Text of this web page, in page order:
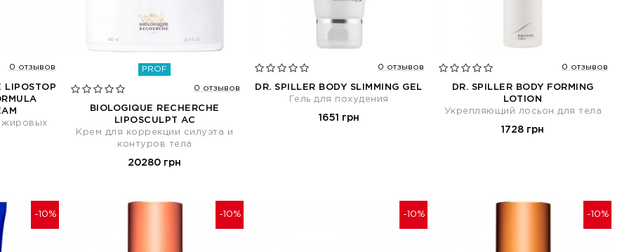
0 отзывов
LIPOSTOP
жировых
PROF
0 отзывов
BIOLOGIQUE RECHERCHE
LIPOSCULPT AC
Крем для коррекции силуэта и
контуров тела
20280 грн
0 отзывов
DR. SPILLER BODY SLIMMING GEL
Гель для похудения
1651 грн
0 отзывов
DR. SPILLER BODY FORMING
LOTION
Укрепляющий лосьон для тела
1728 грн
-10% -10% -10% -10%